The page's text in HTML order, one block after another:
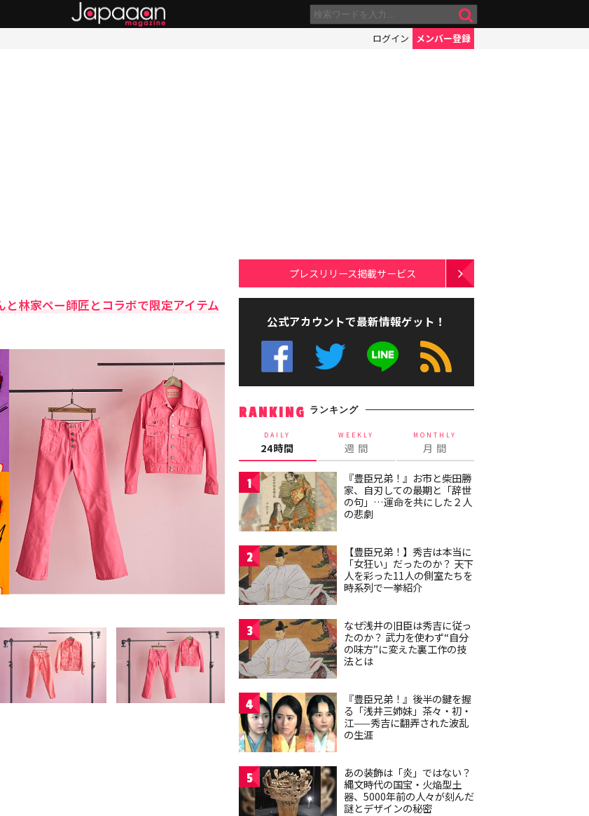
ログイン メンバー登録
林家ペー師匠とコラボで限定アイテム
プレスリリース掲載サービス
公式アカウントで最新情報ゲット！
RANKING ランキング
DAILY
24時間
WEEKLY
週 間
MONTHLY
月 間
1
『豊臣兄弟！』お市と柴田勝
家、自刃しての最期と「辞世
の句」…運命を共にした２人
の悲劇
2
【豊臣兄弟！】秀吉は本当に
「女狂い」だったのか？ 天下
人を彩った11人の側室たちを
時系列で一挙紹介
3
なぜ浅井の旧臣は秀吉に従っ
たのか？ 武力を使わず“自分
の味方”に変えた裏工作の技
法とは
4
『豊臣兄弟！』後半の鍵を握
る「浅井三姉妹」茶々・初・
江——秀吉に翻弄された波乱
の生涯
5
あの装飾は「炎」ではない？
縄文時代の国宝・火焔型土
器、5000年前の人々が刻んだ
謎とデザインの秘密